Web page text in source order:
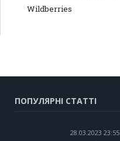
Wildberries
ПОПУЛЯРНІ СТАТТІ
28.03.2023 23:55